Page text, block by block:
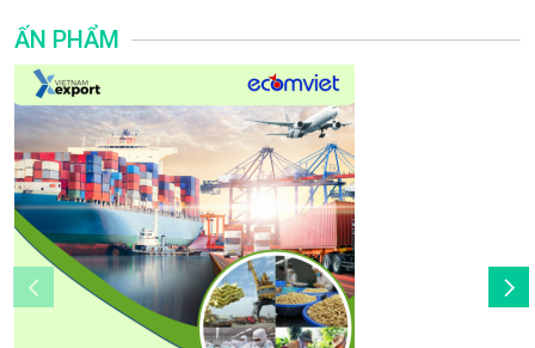
ẤN PHẨM